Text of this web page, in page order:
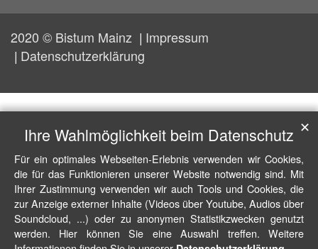
2020 © Bistum Mainz
Impressum
Datenschutzerklärung
Ihre Wahlmöglichkeit beim Datenschutz
Für ein optimales Webseiten-Erlebnis verwenden wir Cookies,
die für das Funktionieren unserer Website notwendig sind. Mit
Ihrer Zustimmung verwenden wir auch Tools und Cookies, die
zur Anzeige externer Inhalte (Videos über Youtube, Audios über
Soundcloud, ...) oder zu anonymen Statistikzwecken genutzt
werden. Hier können Sie eine Auswahl treffen. Weitere
✕